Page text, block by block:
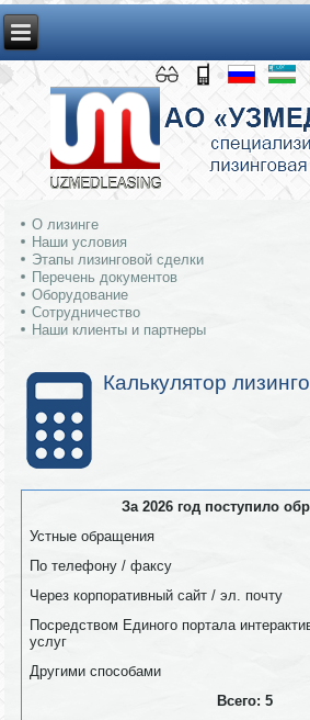
О лизинге
Наши условия
Этапы лизинговой сделки
Перечень документов
Оборудование
Сотрудничество
Наши клиенты и партнеры
Калькулятор
За 2026 год поступило
Устные обращения
По телефону / факсу
Через корпоративный сайт / эл. почту
Посредством Единого портала
услуг
Другими способами
Всего: 5